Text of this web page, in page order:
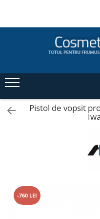
Pistoale de vopsit
Pistoale pentru lac / clear
Pistoale pentru vopsea
Pistoale pentru grund
filler) Anest Iwata
Superior Set pistoale de
Masti de protectie pentru
Pistoale de vopsit automate
Pistol de vopsit
-760 LEI